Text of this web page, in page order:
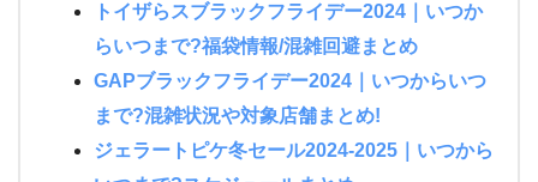
トイザらスブラックフライデー2024｜いつか
らいつまで?福袋情報/混雑回避まとめ
GAPブラックフライデー2024｜いつからいつ
まで?混雑状況や対象店舗まとめ!
ジェラートピケ冬セール2024-2025｜いつから